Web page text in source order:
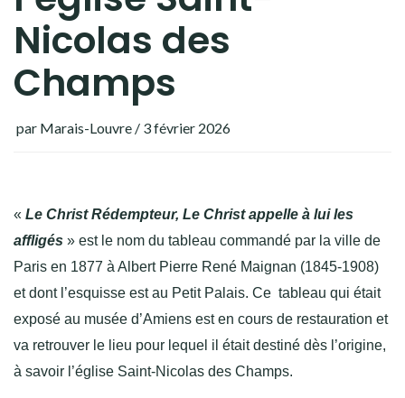
Nicolas des
Champs
par Marais-Louvre / 3 février 2026
« Le Christ Rédempteur, Le Christ appelle à lui les
affligés » est le nom du tableau commandé par la ville de
Paris en 1877 à Albert Pierre René Maignan (1845-1908)
et dont l’esquisse est au Petit Palais. Ce tableau qui était
exposé au musée d’Amiens est en cours de restauration et
va retrouver le lieu pour lequel il était destiné dès l’origine,
à savoir l’église Saint-Nicolas des Champs.